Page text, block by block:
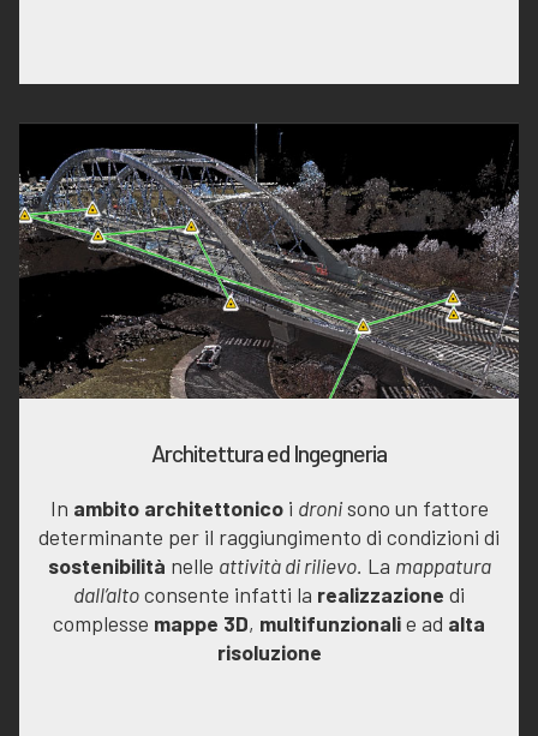
Architettura ed Ingegneria
In ambito architettonicoi dronisono un fattore
determinante per il raggiungimento di condizioni di
sostenibilità nelle attività di rilievo. La mappatura
dall’altoconsente infatti la realizzazione di
complesse mappe 3D, multifunzionalie ad alta
risoluzione